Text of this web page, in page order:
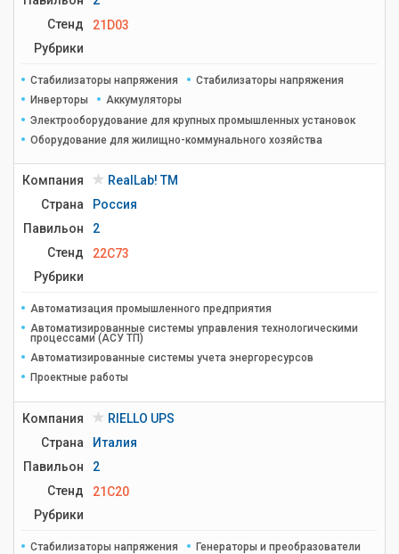
Стенд
21D03
Рубрики
Стабилизаторы напряжения
Стабилизаторы напряжения
Инверторы
Аккумуляторы
Электрооборудование для крупных промышленных установок
Оборудование для жилищно-коммунального хозяйства
Компания
RealLab! TM
Страна
Россия
Павильон
2
Стенд
22C73
Рубрики
Автоматизация промышленного предприятия
Автоматизированные системы управления технологическими
процессами (АСУ ТП)
Автоматизированные системы учета энергоресурсов
Проектные работы
Компания
RIELLO UPS
Страна
Италия
Павильон
2
Стенд
21C20
Рубрики
Стабилизаторы напряжения
Генераторы и преобразователи